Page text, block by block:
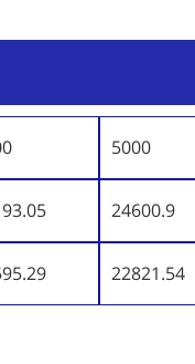
5000
24600.9
22821.54